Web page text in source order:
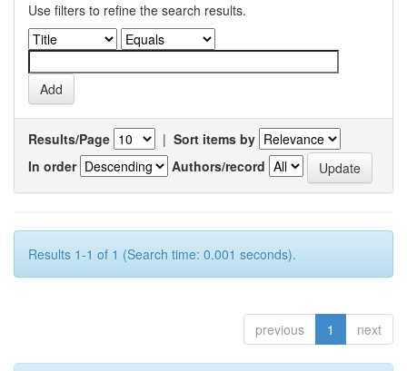
Use filters to refine the search results.
Results/Page | Sort items by
In order
Authors/record
Results 1-1 of 1 (Search time: 0.001 seconds).
previous 1 next